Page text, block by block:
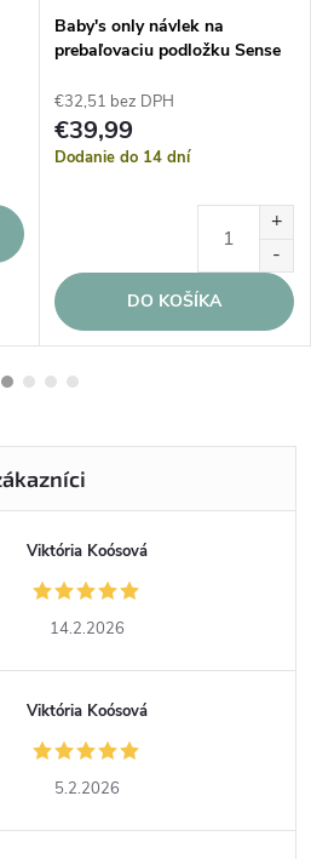
Baby's only návlek na
prebaľovaciu podložku Sense
€32,51 bez DPH
€39,99
Dodanie do 14 dní
DO KOŠÍKA
Viktória Koósová
14.2.2026
Viktória Koósová
5.2.2026